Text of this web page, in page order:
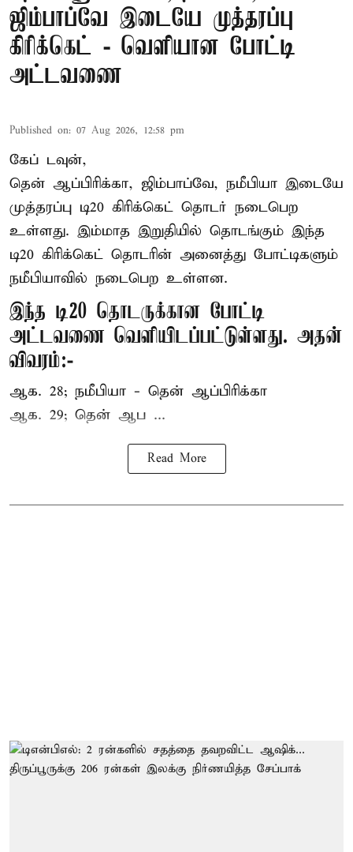
ஜிம்பாப்வே இடையே முத்தரப்பு
கிரிக்கெட் - வெளியான போட்டி
அட்டவணை
Published on: 07 Aug 2026, 12:58 pm
கேப் டவுன்,
தென் ஆப்பிரிக்கா, ஜிம்பாப்வே, நமீபியா இடையே
முத்தரப்பு டி20 கிரிக்கெட் தொடர் நடைபெற
உள்ளது. இம்மாத இறுதியில் தொடங்கும் இந்த
டி20 கிரிக்கெட் தொடரின் அனைத்து போட்டிகளும்
நமீபியாவில் நடைபெற உள்ளன.
இந்த டி20 தொடருக்கான போட்டி
அட்டவணை வெளியிடப்பட்டுள்ளது. அதன்
விவரம்:-
ஆக. 28; நமீபியா - தென் ஆப்பிரிக்கா
ஆக. 29; தென் ஆப ...
Read More